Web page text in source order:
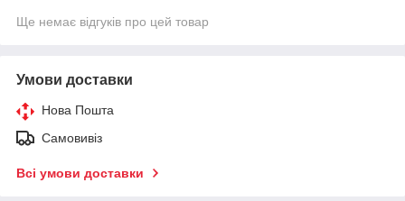
Ще немає відгуків про цей товар
Умови доставки
Нова Пошта
Самовивіз
Всі умови доставки